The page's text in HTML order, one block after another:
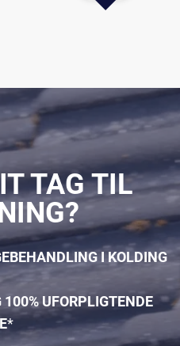
TAG TIL
I KOLDING
100% UFORPLIGTENDE
*